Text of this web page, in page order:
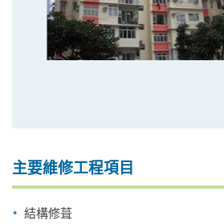
主要維修工程項目
結構修葺